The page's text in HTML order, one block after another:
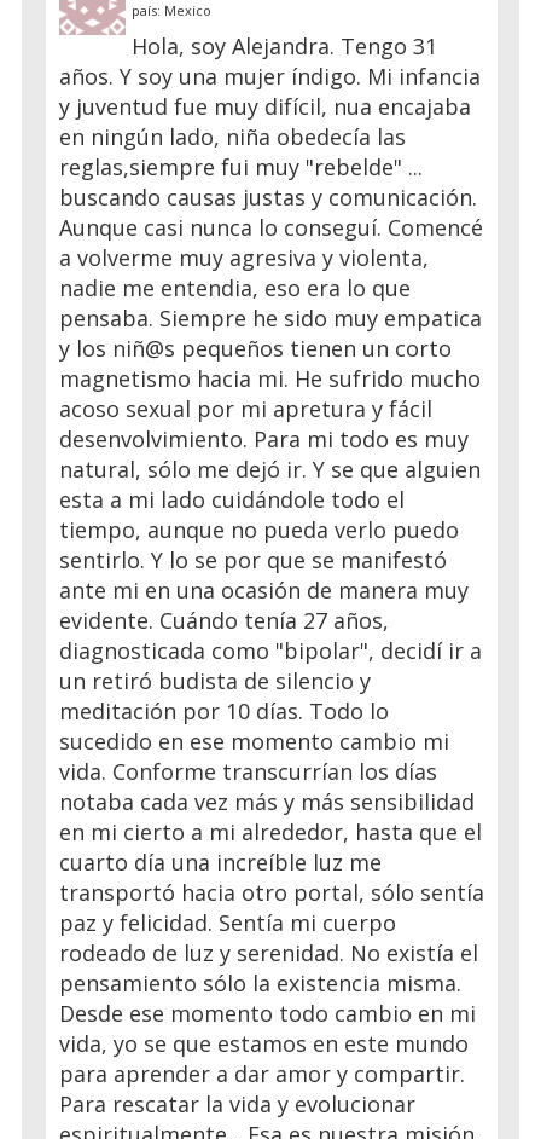
país: Mexico
Hola, soy Alejandra. Tengo 31
años. Y soy una mujer índigo. Mi infancia
y juventud fue muy difícil, nua encajaba
en ningún lado, niña obedecía las
reglas,siempre fui muy "rebelde" ...
buscando causas justas y comunicación.
Aunque casi nunca lo conseguí. Comencé
a volverme muy agresiva y violenta,
nadie me entendia, eso era lo que
pensaba. Siempre he sido muy empatica
y los niñ@s pequeños tienen un corto
magnetismo hacia mi. He sufrido mucho
acoso sexual por mi apretura y fácil
desenvolvimiento. Para mi todo es muy
natural, sólo me dejó ir. Y se que alguien
esta a mi lado cuidándole todo el
tiempo, aunque no pueda verlo puedo
sentirlo. Y lo se por que se manifestó
ante mi en una ocasión de manera muy
evidente. Cuándo tenía 27 años,
diagnosticada como "bipolar", decidí ir a
un retiró budista de silencio y
meditación por 10 días. Todo lo
sucedido en ese momento cambio mi
vida. Conforme transcurrían los días
notaba cada vez más y más sensibilidad
en mi cierto a mi alrededor, hasta que el
cuarto día una increíble luz me
transportó hacia otro portal, sólo sentía
paz y felicidad. Sentía mi cuerpo
rodeado de luz y serenidad. No existía el
pensamiento sólo la existencia misma.
Desde ese momento todo cambio en mi
vida, yo se que estamos en este mundo
para aprender a dar amor y compartir.
Para rescatar la vida y evolucionar